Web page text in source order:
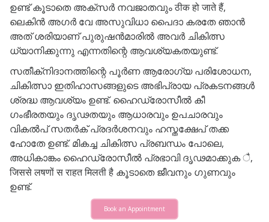
ഉണ്ട് കൂടാതെ അക്‌സർ നവജാതവും ठीक हो जाते हैं,
ലെകിൻ അഗർ വേ അസുവിധാ പൈദാ കരതേ ഞാൻ
അത് ശരിയാണ് പുരുഷൻമാരിൽ അവർ ചികിത്സ
ധ്യാനിക്കുന്നു എന്നതിന്റെ ആവശ്യകതയുണ്ട്.
സതീക്‌നിദാനത്തിന്റെ പൂർണ ആരോഗ്യ പരിശോധന,
ചികിത്സാ ഇതിഹാസങ്ങളുടെ അഭിപ്രായ പ്രകടനങ്ങൾ
ശ്രദ്ധ ആവശ്യം ഉണ്ട്. ഹൈഡ്രോസീൽ കീ
ഗംഭീരതയും ദൃഢതയും ആധാരവും ഉപചാരവും
വികൽപ് സതർക് പ്രദർശനവും ഹസ്തക്ഷേപ് തക്ക
ഹോതേ ഉണ്ട്. മികച്ച ചികിത്സ പ്രബന്ധം പോലെ,
അധികാങ്കം ഹൈഡ്രോസീൽ പ്രഭാവി ദൃഢമാക്കുക ै,
जिससे लषणों स राहत मिलती है കൂടാതെ ജീവനും ഗുണവും
ഉണ്ട്.
Book an Appointment